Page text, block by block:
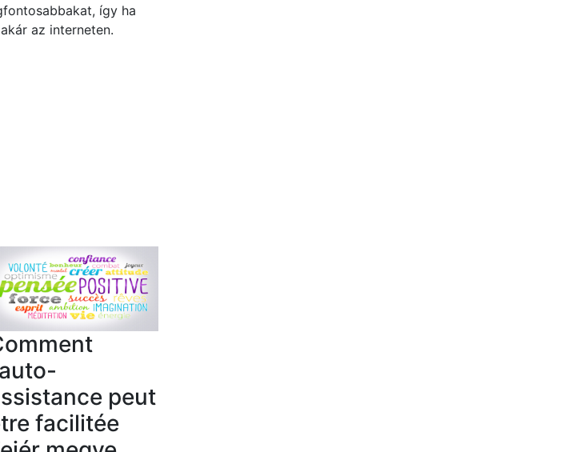
így ha
az interneten.
peut
facilitée